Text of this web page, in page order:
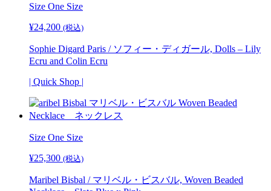
Size One Size
¥24,200 (税込)
Sophie Digard Paris / ソフィー・ディガール, Dolls – Lily
Ecru and Colin Ecru
| Quick Shop |
Size One Size
¥25,300 (税込)
Maribel Bisbal / マリベル・ビスバル, Woven Beaded